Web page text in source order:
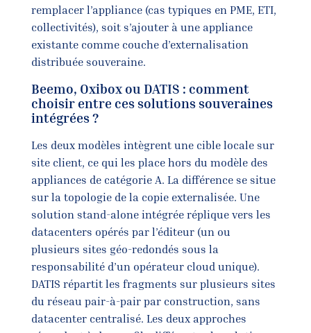
remplacer l’appliance (cas typiques en PME, ETI,
collectivités), soit s’ajouter à une appliance
existante comme couche d’externalisation
distribuée souveraine.
Beemo, Oxibox ou DATIS : comment
choisir entre ces solutions souveraines
intégrées ?
Les deux modèles intègrent une cible locale sur
site client, ce qui les place hors du modèle des
appliances de catégorie A. La différence se situe
sur la topologie de la copie externalisée. Une
solution stand-alone intégrée réplique vers les
datacenters opérés par l’éditeur (un ou
plusieurs sites géo-redondés sous la
responsabilité d’un opérateur cloud unique).
DATIS répartit les fragments sur plusieurs sites
du réseau pair-à-pair par construction, sans
datacenter centralisé. Les deux approches